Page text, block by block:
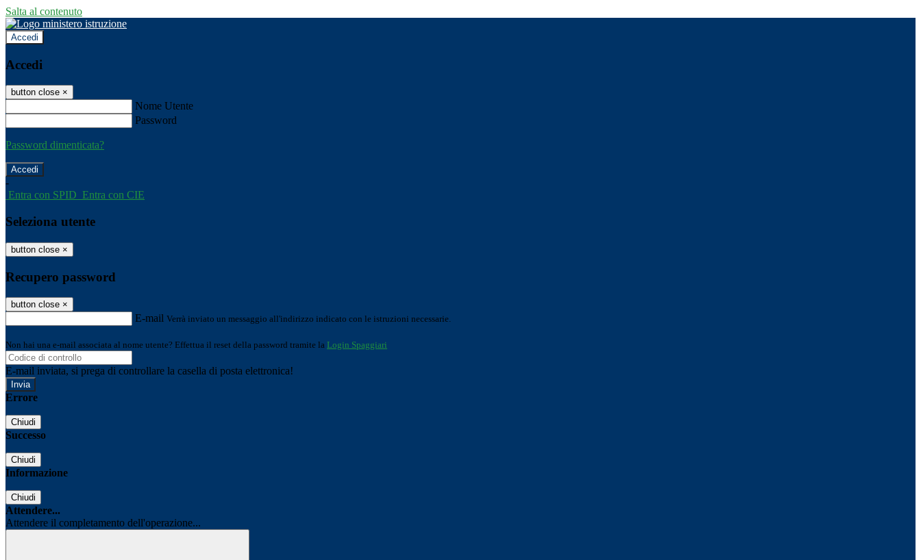
Salta al contenuto
Accedi
Accedi
button close ×
Nome Utente
Password
Password dimenticata?
-
Entra con SPID Entra con CIE
Seleziona utente
button close ×
Recupero password
button close ×
E-mail Verrà inviato un messaggio all'indirizzo indicato con le istruzioni necessarie.
Non hai una e-mail associata al nome utente? Effettua il reset della password tramite la Login Spaggiari
E-mail inviata, si prega di controllare la casella di posta elettronica!
Errore
Chiudi
Successo
Chiudi
Informazione
Chiudi
Attendere...
Attendere il completamento dell'operazione...